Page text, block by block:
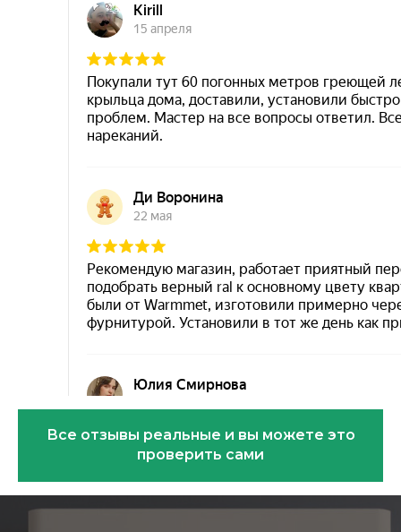
Эковарме на карте Санкт‑Петербурга —
Все отзывы реальные и вы можете это
проверить сами